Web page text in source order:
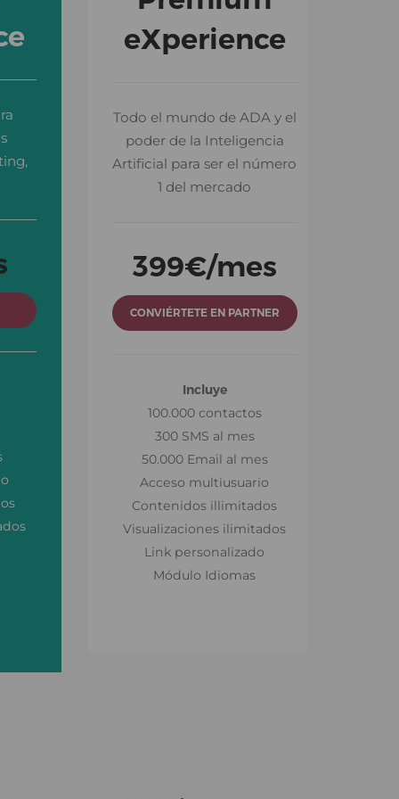
eXperience
Todo el mundo de ADA y el
poder de la Inteligencia
Artificial para ser el número
1 del mercado
399€/mes
CONVIÉRTETE EN PARTNER
Incluye
100.000 contactos
300 SMS al mes
50.000 Email al mes
Acceso multiusuario
Contenidos illimitados
Visualizaciones ilimitados
Link personalizado
Módulo Idiomas
eXperience
poder de la Inteligencia
Artificial para ser el número
1 del mercado
399 €/mes
CONVIÉRTETE EN PARTNER
100.000 contactos
300 SMS al mes
50.000 Email al mes
Acceso multiusuario
Contenidos illimitados
Visualizaciones illimitados
Link personalizado
Módulo Idiomas